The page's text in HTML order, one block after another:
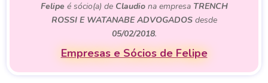
Felipe é sócio(a) de Claudiona empresa TRENCH
ROSSI E WATANABE ADVOGADOSdesde
05/02/2018.
Empresas e Sócios de Felipe